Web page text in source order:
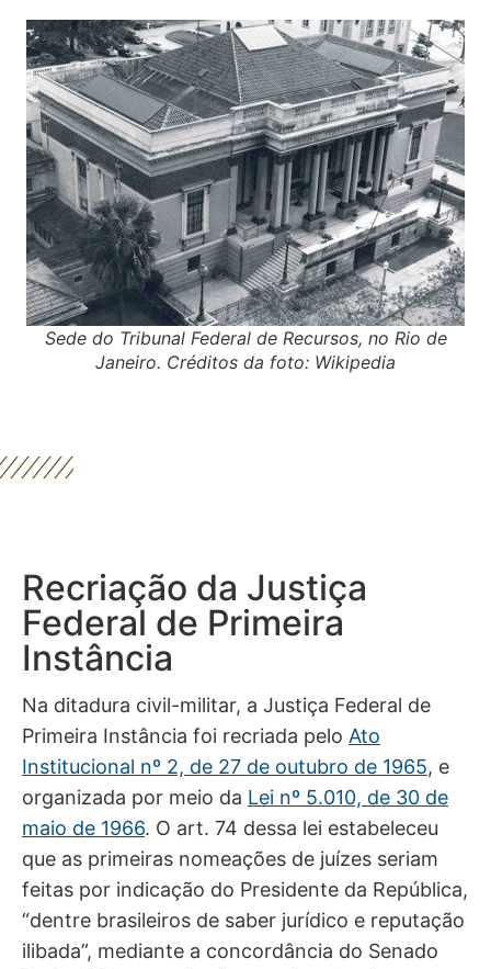
Sede do Tribunal Federal de Recursos, no Rio de
Recriação da Justiça
Federal de Primeira
Instância
Na ditadura civil-militar, a Justiça Federal de
Primeira Instância foi recriada pelo Ato
Institucional nº 2, de 27 de outubro de 1965, e
organizada por meio daLei nº 5.010, de 30 de
maio de 1966. O art. 74 dessa lei estabeleceu
que as primeiras nomeações de juízes seriam
feitas por indicação do Presidente da República,
“dentre brasileiros de saber jurídico e reputação